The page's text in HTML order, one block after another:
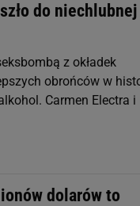
do niechlubnej
z okładek
obrońców w
Carmen Electra i
dolarów to